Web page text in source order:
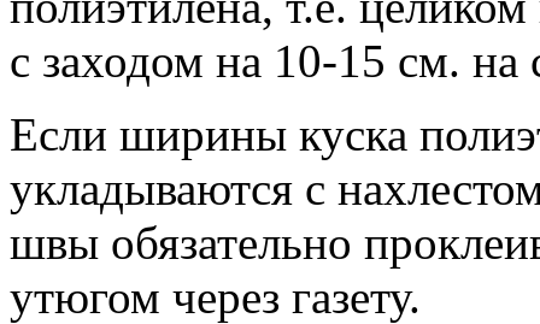
с заходом на 10-15 см. на
Если ширины куска
укладываются с
швы обязательно
утюгом через газету.